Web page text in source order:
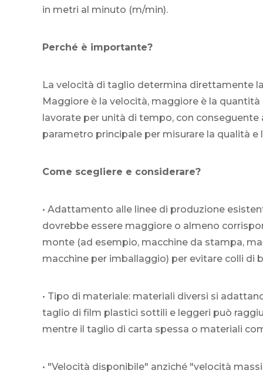
in metri al minuto (m/min).
Perché è importante?
La velocità di taglio determina direttamente
Maggiore è la velocità, maggiore è la
lavorate per unità di tempo, con
parametro principale per misurare la qualità
Come scegliere e considerare?
• Adattamento alle linee di produzione
dovrebbe essere maggiore o almeno
monte (ad esempio, macchine da stampa,
macchine per imballaggio) per evitare colli di
• Tipo di materiale: materiali diversi si
taglio di film plastici sottili e leggeri può
mentre il taglio di carta spessa o materiali
• "Velocità disponibile" anziché "velocità